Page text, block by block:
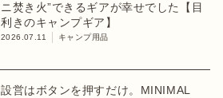
ニ焚き火”できるギアが幸せでした【目
利きのキャンプギア】
2026.07.11 キャンプ用品
設営はボタンを押すだけ。MINIMAL